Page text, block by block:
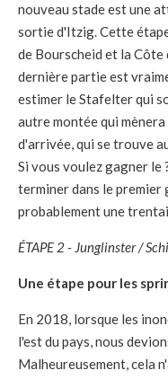
nouveau stade est une
sortie d'Itzig. Cette
de Bourscheid et la
dernière partie est
estimer le Stafelter qui
autre montée qui
d'arrivée, qui se trouve
Si vous voulez gagner le
terminer dans le premier
probablement une
ÉTAPE 2 - Junglinster /
Une étape pour les
En 2018, lorsque les
l'est du pays, nous
Malheureusement, cela